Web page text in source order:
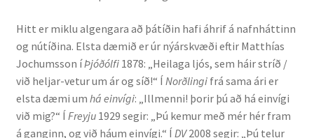
Orðalyklar og orðafar
Orðhlutafræði
Samtímasetningafræði
Hitt er miklu algengara að þátíðin hafi áhrif á nafnháttinn
og nútíðina. Elsta dæmið er úr nýárskvæði eftir Matthías
Jochumsson íÞjóðólfi1878: „Heilaga ljós, sem háir stríð /
við heljar-vetur um ár og síð!“ Í Norðlingi frá sama ári er
elsta dæmi um há einvígi: „Illmenni! þorir þú að há einvígi
við mig?“ Í Freyju 1929 segir: „Þú kemur með mér hér fram
á ganginn, og við háum einvígi.“ Í DV2008 segir: „Þú telur